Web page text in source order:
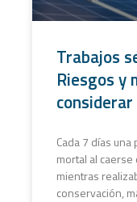
Trabajos
Riesgos y
considerar
Cada 7 días
mortal al
mientras
conservación,